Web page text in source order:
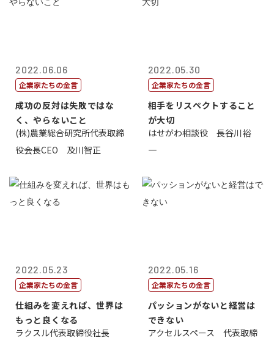
2022.06.06
企業家たちの金言
成功の反対は失敗ではな
く、やらないこと
(株)農業総合研究所代表取締
役会長CEO 及川智正
2022.05.30
企業家たちの金言
相手をリスペクトすること
が大切
はせがわ相談役 長谷川裕
一
2022.05.23
企業家たちの金言
仕組みを変えれば、世界は
もっと良くなる
ラクスル代表取締役社長
2022.05.16
企業家たちの金言
パッションがないと経営は
できない
アクセルスペース 代表取締